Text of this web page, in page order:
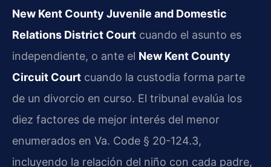
New Kent County Juvenile and Domestic
Relations District Court cuando el asunto es
independiente, o ante el New Kent County
Circuit Court cuando la custodia forma parte
de un divorcio en curso. El tribunal evalúa los
diez factores de mejor interés del menor
enumerados en Va. Code § 20-124.3,
incluyendo la relación del niño con cada padre,